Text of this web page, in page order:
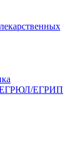
ЕГРЮЛ/ЕГРИП